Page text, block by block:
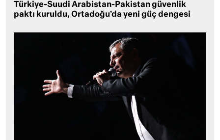
Türkiye-Suudi Arabistan-Pakistan güvenlik
paktı kuruldu, Ortadoğu’da yeni güç dengesi